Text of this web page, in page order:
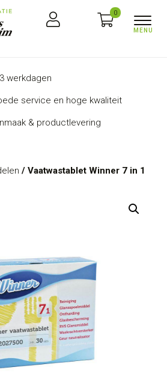
0
werkdagen
service en hoge kwaliteit
& productlevering
/ Vaatwastablet Winner 7 in 1